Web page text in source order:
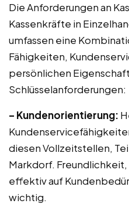
Die Anforderungen an
Kassenkräfte in
umfassen eine
Fähigkeiten,
persönlichen
Schlüsselanforderungen:
– Kundenorientierung:
diesen Vollzeitstellen,
Markdorf.
effektiv auf
wichtig.